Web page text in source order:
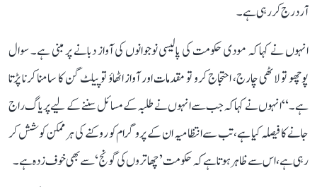
آر درج کر رہی ہے۔
انہوں نے کہا کہ مودی حکومت کی پالیسی نوجوانوں کی آواز دبانے پر مبنی ہے۔ سوال
پوچھو تو لاٹھی چارج، احتجاج کرو تو مقدمات اور آواز اٹھاؤ تو پیلٹ گن کا سامنا کرنا پڑتا
ہے۔‘‘ انہوں نے کہا کہ جب سے انہوں نے طلبہ کے مسائل سننے کے لیے پریاگ راج
جانے کا فیصلہ کیا ہے، تب سے انتظامیہ ان کے پروگرام کو روکنے کی ہر ممکن کوشش کر
رہی ہے، اس سے ظاہر ہوتا ہے کہ حکومت ’چھاتروں کی گونج‘ سے بھی خوف زدہ ہے۔